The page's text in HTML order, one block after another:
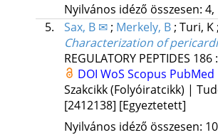
Nyilvános idéző összesen:
5.
Sax, B ✉ ; Merkely, B ; Turi, K ;
Characterization of
REGULATORY PEPTIDES 186:
DOI WoS Scopus PubMed
Szakcikk (Folyóiratcikk) |
[2412138] [Egyeztetett]
Nyilvános idéző összesen: